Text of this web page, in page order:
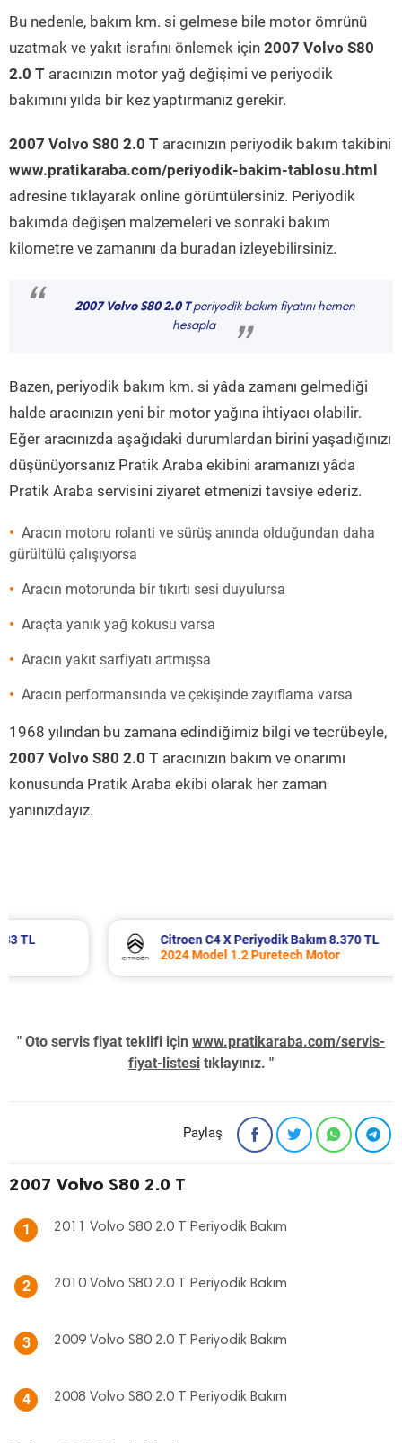
Bu nedenle, bakım km. si gelmese bile motor ömrünü
uzatmak ve yakıt israfını önlemek için 2007 Volvo S80
2.0 T aracınızın motor yağ değişimi ve periyodik
bakımını yılda bir kez yaptırmanız gerekir.
2007 Volvo S80 2.0 T aracınızın periyodik bakım takibini
www.pratikaraba.com/periyodik-bakim-tablosu.html
adresine tıklayarak online görüntülersiniz. Periyodik
bakımda değişen malzemeleri ve sonraki bakım
kilometre ve zamanını da buradan izleyebilirsiniz.
“ 2007 Volvo S80 2.0 Tperiyodik bakım fiyatını hemen
hesapla
”
Bazen, periyodik bakım km. si yâda zamanı gelmediği
halde aracınızın yeni bir motor yağına ihtiyacı olabilir.
Eğer aracınızda aşağıdaki durumlardan birini yaşadığınızı
düşünüyorsanız Pratik Araba ekibini aramanızı yâda
Pratik Araba servisini ziyaret etmenizi tavsiye ederiz.
Aracın motoru rolanti ve sürüş anında olduğundan daha
gürültülü çalışıyorsa
Aracın motorunda bir tıkırtı sesi duyulursa
Araçta yanık yağ kokusu varsa
Aracın yakıt sarfiyatı artmışsa
Aracın performansında ve çekişinde zayıflama varsa
1968 yılından bu zamana edindiğimiz bilgi ve tecrübeyle,
2007 Volvo S80 2.0 T aracınızın bakım ve onarımı
konusunda Pratik Araba ekibi olarak her zaman
yanınızdayız.
Citroen C4 X Periyodik Bakım 8.370 TL
2024 Model 1.2 Puretech Motor
" Oto servis fiyat teklifi için www.pratikaraba.com/servis-
fiyat-listesi tıklayınız. "
Paylaş
2007 Volvo S80 2.0 T
1 2011 Volvo S80 2.0 T Periyodik Bakım
2 2010 Volvo S80 2.0 T Periyodik Bakım
3 2009 Volvo S80 2.0 T Periyodik Bakım
4 2008 Volvo S80 2.0 T Periyodik Bakım